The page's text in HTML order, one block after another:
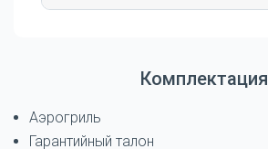
Комплектация
Аэрогриль
Гарантийный талон